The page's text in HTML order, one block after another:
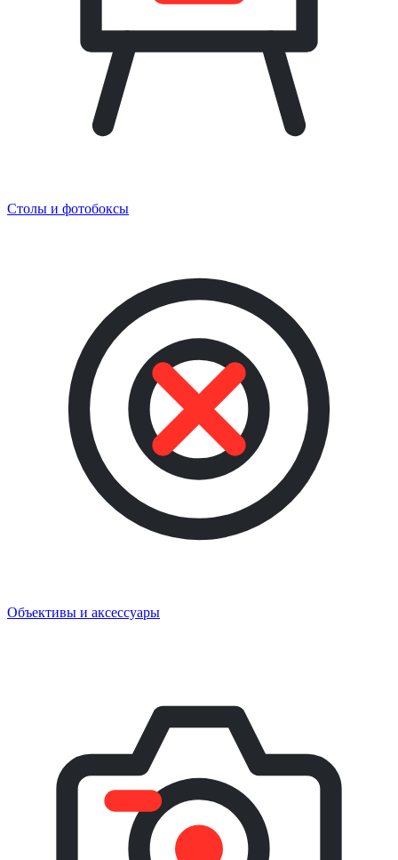
Столы и фотобоксы
Объективы и аксессуары